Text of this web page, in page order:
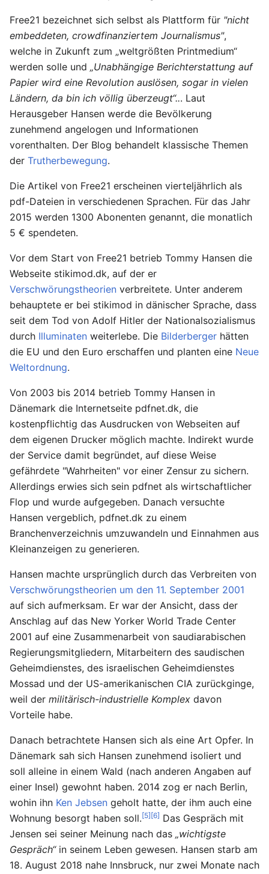
Free21 bezeichnet sich selbst als Platt­form für "nicht
em­bed­de­ten, crowd­fi­nan­zier­tem Jour­na­lis­mus",
welche in Zukunft zum „weltgrößten Printmedium“
werden solle und „Unabhängige Berichterstattung auf
Papier wird eine Revolution auslösen, sogar in vielen
Ländern, da bin ich völlig überzeugt“... Laut
Herausgeber Hansen werde die Bevölkerung
zunehmend angelogen und Informationen
vorenthalten. Der Blog behandelt klassische Themen
der Trutherbewegung.
Die Artikel von Free21 erscheinen vierteljährlich als
pdf-Dateien in verschiedenen Sprachen. Für das Jahr
2015 werden 1300 Abonenten genannt, die monatlich
5 € spendeten.
Vor dem Start von Free21 betrieb Tommy Hansen die
Webseite stikimod.dk, auf der er
Verschwörungstheorien verbreitete. Unter anderem
behauptete er bei stikimod in dänischer Sprache, dass
seit dem Tod von Adolf Hitler der Nationalsozialismus
durch Illuminaten weiterlebe. Die Bilderberger hätten
die EU und den Euro erschaffen und planten eine Neue
Weltordnung.
Von 2003 bis 2014 betrieb Tommy Hansen in
Dänemark die Internetseite pdfnet.dk, die
kostenpflichtig das Ausdrucken von Webseiten auf
dem eigenen Drucker möglich machte. Indirekt wurde
der Service damit begründet, auf diese Weise
gefährdete "Wahrheiten" vor einer Zensur zu sichern.
Allerdings erwies sich sein pdfnet als wirtschaftlicher
Flop und wurde aufgegeben. Danach versuchte
Hansen vergeblich, pdfnet.dk zu einem
Branchenverzeichnis umzuwandeln und Einnahmen aus
Kleinanzeigen zu generieren.
Hansen machte ursprünglich durch das Verbreiten von
Verschwörungstheorien um den 11. September 2001
auf sich aufmerksam. Er war der Ansicht, dass der
Anschlag auf das New Yorker World Trade Center
2001 auf eine Zusammenarbeit von saudiarabischen
Regierungsmitgliedern, Mitarbeitern des saudischen
Geheimdienstes, des israelischen Geheimdienstes
Mossad und der US-amerikanischen CIA zurückginge,
weil der militärisch-industrielle Komplex davon
Vorteile habe.
Danach betrachtete Hansen sich als eine Art Opfer. In
Dänemark sah sich Hansen zunehmend isoliert und
soll alleine in einem Wald (nach anderen Angaben auf
einer Insel) gewohnt haben. 2014 zog er nach Berlin,
wohin ihn Ken Jebsen geholt hatte, der ihm auch eine
Wohnung besorgt haben soll.[5][6] Das Gespräch mit
Jensen sei seiner Meinung nach das „wichtigste
Gespräch“in seinem Leben gewesen. Hansen starb am
18. August 2018 nahe Innsbruck, nur zwei Monate nach